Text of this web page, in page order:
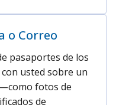
o Correo
pasaportes de los
usted sobre un
fotos de
de